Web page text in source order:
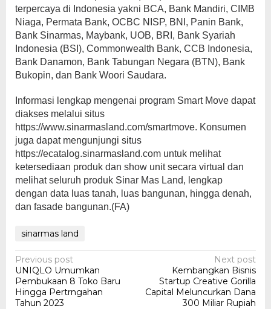
terpercaya di Indonesia yakni BCA, Bank Mandiri, CIMB
Niaga, Permata Bank, OCBC NISP, BNI, Panin Bank,
Bank Sinarmas, Maybank, UOB, BRI, Bank Syariah
Indonesia (BSI), Commonwealth Bank, CCB Indonesia,
Bank Danamon, Bank Tabungan Negara (BTN), Bank
Bukopin, dan Bank Woori Saudara.
Informasi lengkap mengenai program Smart Move dapat
diakses melalui situs
https://www.sinarmasland.com/smartmove. Konsumen
juga dapat mengunjungi situs
https://ecatalog.sinarmasland.com untuk melihat
ketersediaan produk dan show unit secara virtual dan
melihat seluruh produk Sinar Mas Land, lengkap
dengan data luas tanah, luas bangunan, hingga denah,
dan fasade bangunan.(FA)
sinarmas land
Post
navigation
Previous post
UNIQLO Umumkan
Pembukaan 8 Toko Baru
Hingga Pertrngahan
Tahun 2023
Next post
Kembangkan Bisnis
Startup Creative Gorilla
Capital Meluncurkan Dana
300 Miliar Rupiah